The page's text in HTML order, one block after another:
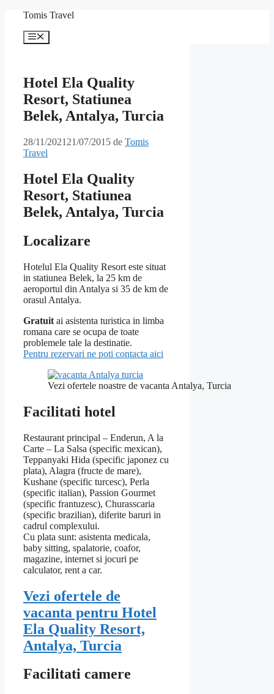
conținut
Tomis Travel
Meniu
Hotel Ela Quality
Resort, Statiunea
Belek, Antalya, Turcia
28/11/2021 21/07/2015 de Tomis
Travel
Hotel Ela Quality
Resort, Statiunea
Belek, Antalya, Turcia
Localizare
Hotelul Ela Quality Resort este situat
in statiunea Belek, la 25 km de
aeroportul din Antalya si 35 de km de
orasul Antalya.
Gratuit ai asistenta turistica in limba
romana care se ocupa de toate
problemele tale la destinatie.
Pentru rezervari ne poti contacta aici
Vezi ofertele noastre de vacanta Antalya, Turcia
Facilitati hotel
Restaurant principal – Enderun, A la
Carte – La Salsa (specific mexican),
Teppanyaki Hida (specific japonez cu
plata), Alagra (fructe de mare),
Kushane (specific turcesc), Perla
(specific italian), Passion Gourmet
(specific frantuzesc), Churasscaria
(specific brazilian), diferite baruri in
cadrul complexului.
Cu plata sunt: asistenta medicala,
baby sitting, spalatorie, coafor,
magazine, internet si jocuri pe
calculator, rent a car.
Vezi ofertele de
vacanta pentru Hotel
Ela Quality Resort,
Antalya, Turcia
Facilitati camere